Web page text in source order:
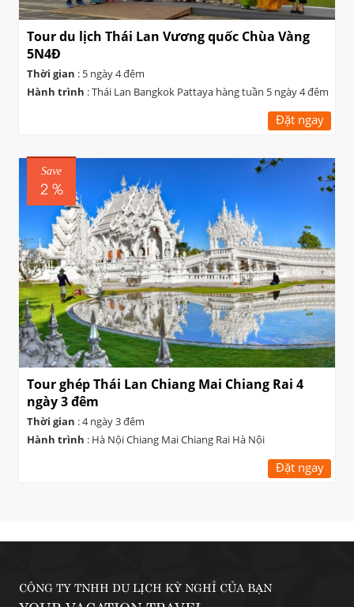
Tour du lịch Thái Lan Vương quốc Chùa Vàng
5N4Đ
Thời gian : 5 ngày 4 đêm
Hành trình : Thái Lan Bangkok Pattaya hàng tuần 5 ngày 4 đêm
Đặt ngay
Save
2 %
Tour ghép Thái Lan Chiang Mai Chiang Rai 4
ngày 3 đêm
Thời gian : 4 ngày 3 đêm
Hành trình : Hà Nội Chiang Mai Chiang Rai Hà Nội
Đặt ngay
CÔNG TY TNHH DU LỊCH KỲ NGHỈ CỦA BẠN